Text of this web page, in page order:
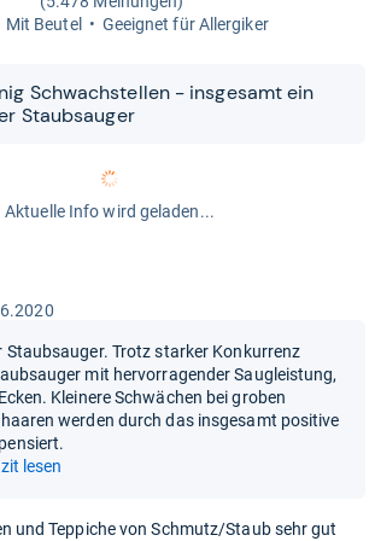
Mit Beu­tel Geeig­net für All­er­gi­ker
Schwach­stel­len -​​ ins­ge­samt ein
Staub­sau­ger
Aktuelle Info wird geladen...
Trotz starker Konkurrenz
mit hervorragender Saugleistung,
Kleinere Schwächen bei groben
werden durch das insgesamt positive
lesen
und Teppiche von Schmutz/Staub sehr gut